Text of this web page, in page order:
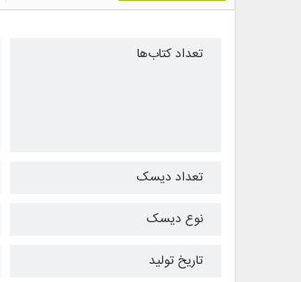
تعداد کتاب‌ها
تعداد دیسک
نوع دیسک
تاریخ تولید